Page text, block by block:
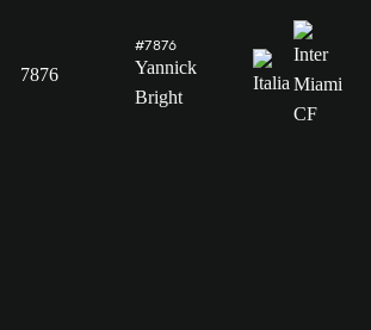
7876
#7876
Yannick
Bright